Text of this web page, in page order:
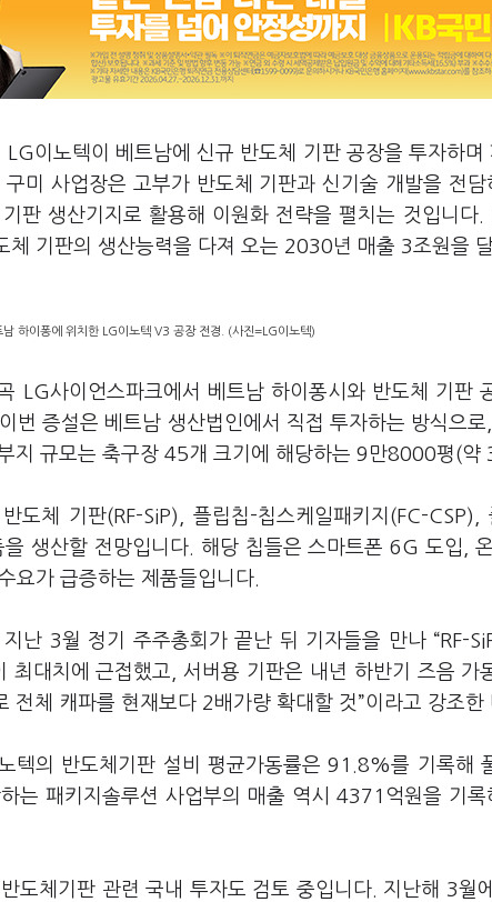
이노텍이 베트남에 신규 반도체 기판 공장을 투자하
미 사업장은 고부가 반도체 기판과 신기술 개발을 전담
판 생산기지로 활용해 이원화 전략을 펼치는 것입니다
체 기판의 생산능력을 다져 오는 2030년 매출 3조원을
남 하이퐁에 위치한 LG이노텍 V3 공장 전경. (사진=LG이노텍)
LG사이언스파크에서 베트남 하이퐁시와 반도체 기판
번 증설은 베트남 생산법인에서 직접 투자하는 방식으
지 규모는 축구장 45개 크기에 해당하는 9만8000평(약
도체 기판(RF-SiP), 플립칩-칩스케일패키지(FC-CSP),
생산할 전망입니다. 해당 칩들은 스마트폰 6G 도입,
요가 급증하는 제품들입니다.
난 3월 정기 주주총회가 끝난 뒤 기자들을 만나 “RF-
최대치에 근접했고, 서버용 기판은 내년 하반기 즈음 가
전체 캐파를 현재보다 2배가량 확대할 것”이라고 강조한
텍의 반도체기판 설비 평균가동률은 91.8%를 기록해
는 패키지솔루션 사업부의 매출 역시 4371억원을 기
도체기판 관련 국내 투자도 검토 중입니다. 지난해 3월